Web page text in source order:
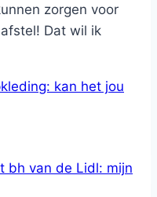
zorgen voor
Dat wil ik
kan het jou